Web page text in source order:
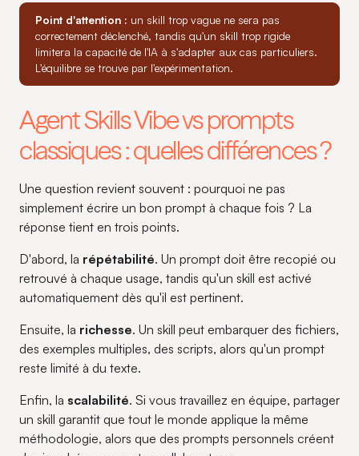
Point d'attention : un skill trop vague ne sera pas
correctement déclenché, tandis qu'un skill trop rigide
limitera la capacité de l'IA à s'adapter aux cas particuliers.
L'équilibre se trouve par l'expérimentation.
Agent Skills Vibe vs prompts
classiques : quelles différences ?
Une question revient souvent : pourquoi ne pas
simplement écrire un bon prompt à chaque fois ? La
réponse tient en trois points.
D'abord, la répétabilité. Un prompt doit être recopié ou
retrouvé à chaque usage, tandis qu'un skill est activé
automatiquement dès qu'il est pertinent.
Ensuite, la richesse. Un skill peut embarquer des fichiers,
des exemples multiples, des scripts, alors qu'un prompt
reste limité à du texte.
Enfin, la scalabilité. Si vous travaillez en équipe, partager
un skill garantit que tout le monde applique la même
méthodologie, alors que des prompts personnels créent